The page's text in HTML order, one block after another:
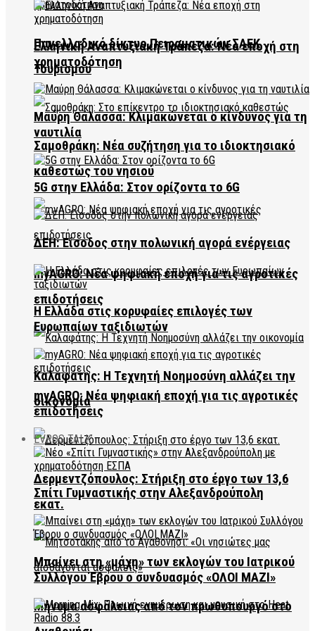
Πανελλαδικό δίκτυο Πειραματικών ΣΑΕΚ
Τουρισμού
Σαμοθράκη: Νέα συζήτηση για το ιδιοκτησιακό
καθεστώς του νησιού
myAGRO: Νέα ψηφιακή εποχή για τις αγροτικές
επιδοτήσεις
Καλαφάτης: Η Τεχνητή Νοημοσύνη αλλάζει την
οικονομία
Δερμεντζόπουλος: Στήριξη στο έργο των 13,6
εκατ.
Μήνυμα ασφάλειας από τον πρωθυπουργό στο
Ελληνική Αναπτυξιακή Τράπεζα: Νέα εποχή στη
χρηματοδότηση
Μαύρη Θάλασσα: Κλιμακώνεται ο κίνδυνος για τη
ναυτιλία
5G στην Ελλάδα: Στον ορίζοντα το 6G
ΔΕΗ: Είσοδος στην πολωνική αγορά ενέργειας
Η Ελλάδα στις κορυφαίες επιλογές των
Ευρωπαίων ταξιδιωτών
myAGRO: Νέα ψηφιακή εποχή για τις αγροτικές
επιδοτήσεις
EVROS TALK
Σπίτι Γυμναστικής στην Αλεξανδρούπολη
Μπαίνει στη «μάχη» των εκλογών του Ιατρικού
Συλλόγου Έβρου ο συνδυασμός «ΟΛΟΙ ΜΑΖΙ»